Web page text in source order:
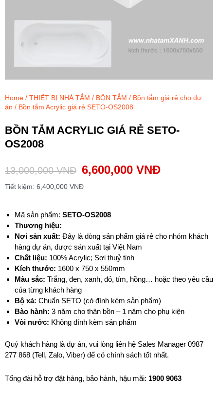
Home / THIẾT BỊ NHÀ TẮM / BỒN TẮM / Bồn tắm giá rẻ cho dự
án / Bồn tắm Acrylic giá rẻ SETO-OS2008
BỒN TẮM ACRYLIC GIÁ RẺ SETO-
OS2008
13,000,000VNĐ 6,600,000 VNĐ
Tiết kiệm: 6,400,000 VNĐ
Mã sản phẩm: SETO-OS2008
Thương hiệu:
Nơi sản xuất: Đây là dòng sản phẩm giá rẻ cho nhóm khách
hàng dự án, được sản xuất tại Việt Nam
Chất liệu: 100% Acrylic; Sợi thuỷ tinh
Kích thước: 1600 x 750 x 550mm
Màu sắc: Trắng, đen, xanh, đỏ, tím, hồng… hoặc theo yêu cầu
của từng khách hàng
Bộ xả: Chuẩn SETO (có đính kèm sản phẩm)
Bào hành: 3 năm cho thân bồn – 1 năm cho phụ kiện
Vòi nước: Không đính kèm sản phẩm
Quý khách hàng là dự án, vui lòng liên hệ Sales Manager 0987
277 868 (Tell, Zalo, Viber) để có chính sách tốt nhất.
Tổng đài hỗ trợ đặt hàng, bảo hành, hậu mãi: 1900 9063